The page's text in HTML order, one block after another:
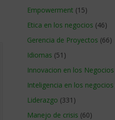
Empowerment (15)
Etica en los negocios (46)
Gerencia de Proyectos (66)
Idiomas (51)
Innovacion en los Negocios
Inteligencia en los negocios
Liderazgo (331)
Manejo de crisis (60)